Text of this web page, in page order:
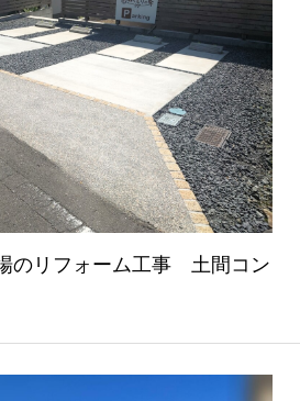
のリフォーム工事 土間コン